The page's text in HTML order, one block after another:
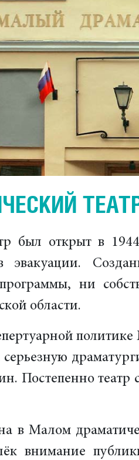
был открыт в
в эвакуации.
ни
области.
Постепенно театр
в Малом
внимание